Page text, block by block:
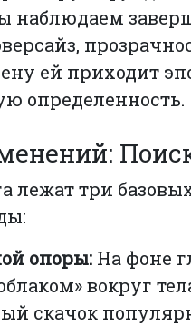
наблюдаем
ей приходит
определенность.
лежат три
опоры: На фоне
вокруг
скачок